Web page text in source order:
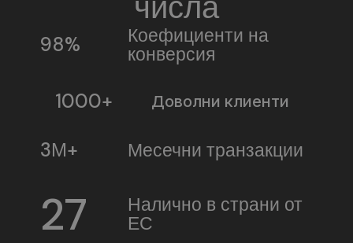
98%
Коефициенти на
конверсия
1000+ Доволни клиенти
3М+ Месечни транзакции
27
Налично в страни от
ЕС